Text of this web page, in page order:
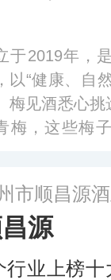
于2019年，
以“健康、自
梅见酒悉心
梅，这些梅
传统工艺，
市顺昌源
源
行业上榜十